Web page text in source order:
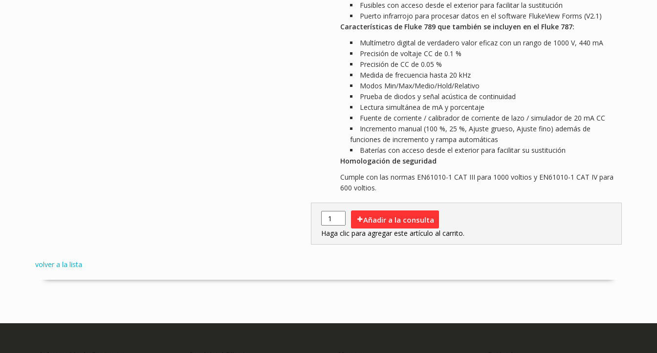
Fusibles con acceso desde el exterior para facilitar la sustitución
Puerto infrarrojo para procesar datos en el software FlukeView Forms (V2.1)
Características de Fluke 789 que también se incluyen en el Fluke 787:
Multímetro digital de verdadero valor eficaz con un rango de 1000 V, 440 mA
Precisión de voltaje CC de 0.1 %
Precisión de CC de 0.05 %
Medida de frecuencia hasta 20 kHz
Modos Min/Max/Medio/Hold/Relativo
Prueba de diodos y señal acústica de continuidad
Lectura simultánea de mA y porcentaje
Fuente de corriente / calibrador de corriente de lazo / simulador de 20 mA CC
Incremento manual (100 %, 25 %, Ajuste grueso, Ajuste fino) además de
funciones de incremento y rampa automáticas
Baterías con acceso desde el exterior para facilitar su sustitución
Homologación de seguridad
Cumple con las normas EN61010-1 CAT III para 1000 voltios y EN61010-1 CAT IV para
600 voltios.
Añadir a la consulta
Haga clic para agregar este artículo al carrito.
volver a la lista